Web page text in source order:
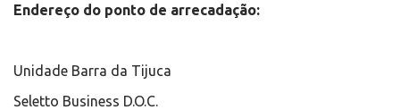
Endereço do ponto de arrecadação:
Unidade Barra da Tijuca
Seletto Business D.O.C.